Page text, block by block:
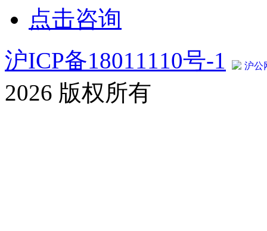
点击咨询
沪ICP备18011110号-1
沪公
2026 版权所有